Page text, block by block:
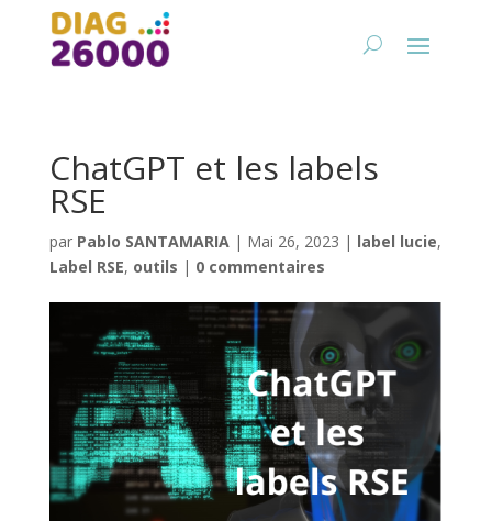
ChatGPT et les labels
RSE
par Pablo SANTAMARIA| Mai 26, 2023 | label lucie,
Label RSE, outils | 0 commentaires